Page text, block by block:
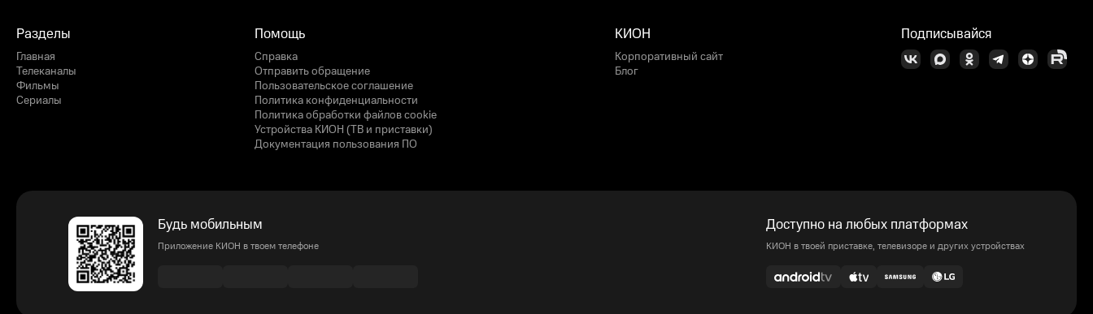
Разделы
Главная
Телеканалы
Фильмы
Сериалы
Помощь
Справка
Отправить обращение
Пользовательское соглашение
Политика конфиденциальности
Политика обработки файлов cookie
Устройства КИОН (ТВ и приставки)
Документация пользования ПО
КИОН
Корпоративный сайт
Блог
Подписывайся
Будь мобильным
Приложение КИОН в твоем телефоне
Доступно на любых платформах
КИОН в твоей приставке, телевизоре и других устройствах